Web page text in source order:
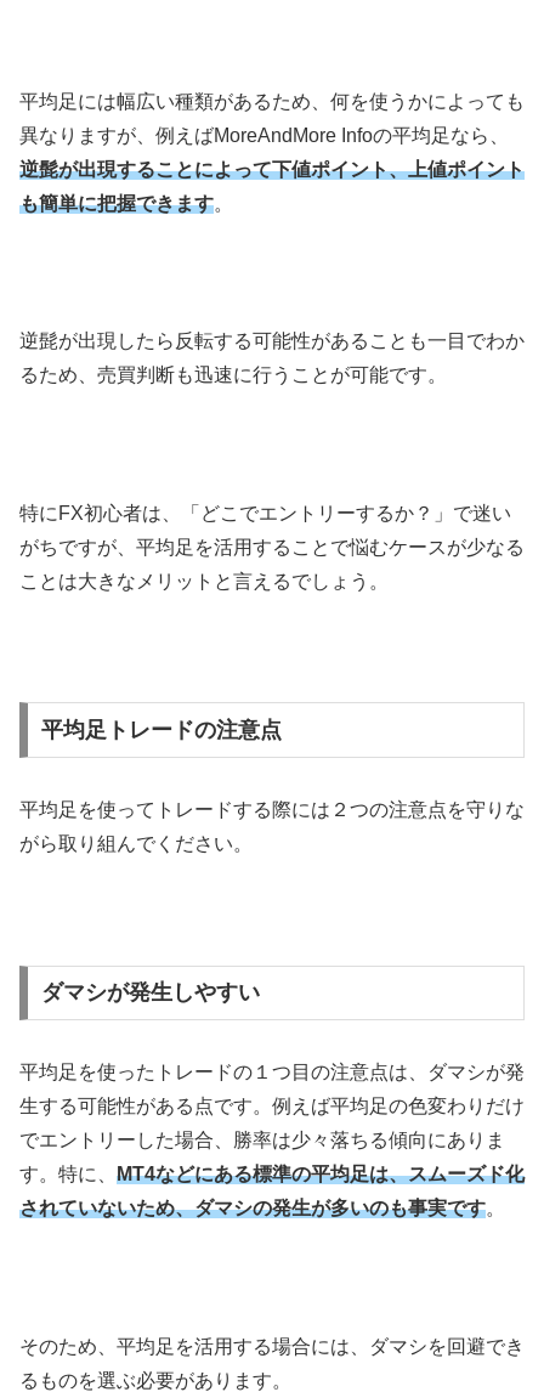
平均足には幅広い種類があるため、何を使うかによっても
異なりますが、例えばMoreAndMore Infoの平均足なら、
逆髭が出現することによって下値ポイント、上値ポイント
も簡単に把握できます。
逆髭が出現したら反転する可能性があることも一目でわか
るため、売買判断も迅速に行うことが可能です。
特に FX初心者は、「どこでエントリーするか？」で迷い
がちですが、平均足を活用することで悩むケースが少なる
ことは大きなメリットと言えるでしょう。
平均足トレードの注意点
平均足を使ってトレードする際には２つの注意点を守りな
がら取り組んでください。
ダマシが発生しやすい
平均足を使ったトレードの１つ目の注意点は、ダマシが発
生する可能性がある点です。例えば平均足の色変わりだけ
でエントリーした場合、勝率は少々落ちる傾向にありま
す。特に、 MT4などにある標準の平均足は、スムーズド化
されていないため、ダマシの発生が多いのも事実です。
そのため、平均足を活用する場合には、ダマシを回避でき
るものを選ぶ必要があります。